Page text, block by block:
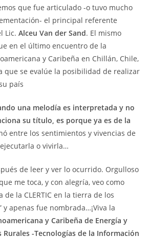
que fue articulado -o tuvo mucho
el principal referente
Lic. Alceu Van der Sand. El mismo
en el último encuentro de la
y Caribeña en Chillán, Chile,
que se evalúe la posibilidad de realizar
país
una melodía es interpretada y no
su título, es porque ya es de la
entre los sentimientos y vivencias de
o vivirla…
de leer y ver lo ocurrido. Orgulloso
me toca, y con alegría, veo como
de la CLERTIC en la tierra de los
y apenas fue nombrada…¡Viva la
y Caribeña de Energía y
Rurales -Tecnologías de la Información